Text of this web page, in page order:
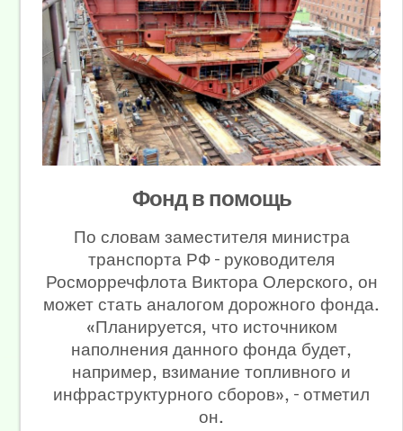
Фонд в помощь
По словам заместителя министра
транспорта РФ – руководителя
Росморречфлота Виктора Олерского, он
может стать аналогом дорожного фонда.
«Планируется, что источником
наполнения данного фонда будет,
например, взимание топливного и
инфраструктурного сборов», – отметил
он.